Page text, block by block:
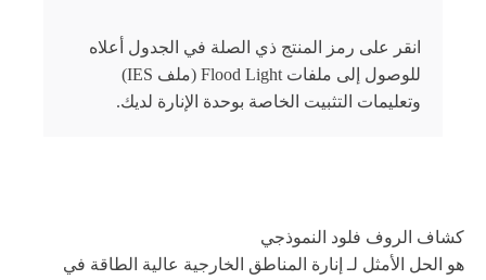
انقر على رمز المنتج ذي الصلة في الجدول أعلاه
للوصول إلى ملفات Flood Light (ملف IES)
وتعليمات التثبيت الخاصة بوحدة الإنارة لديك.
كشاف الروف فلود النموذجي
هو الحل الأمثل لـ إنارة المناطق الخارجية عالية الطاقة في